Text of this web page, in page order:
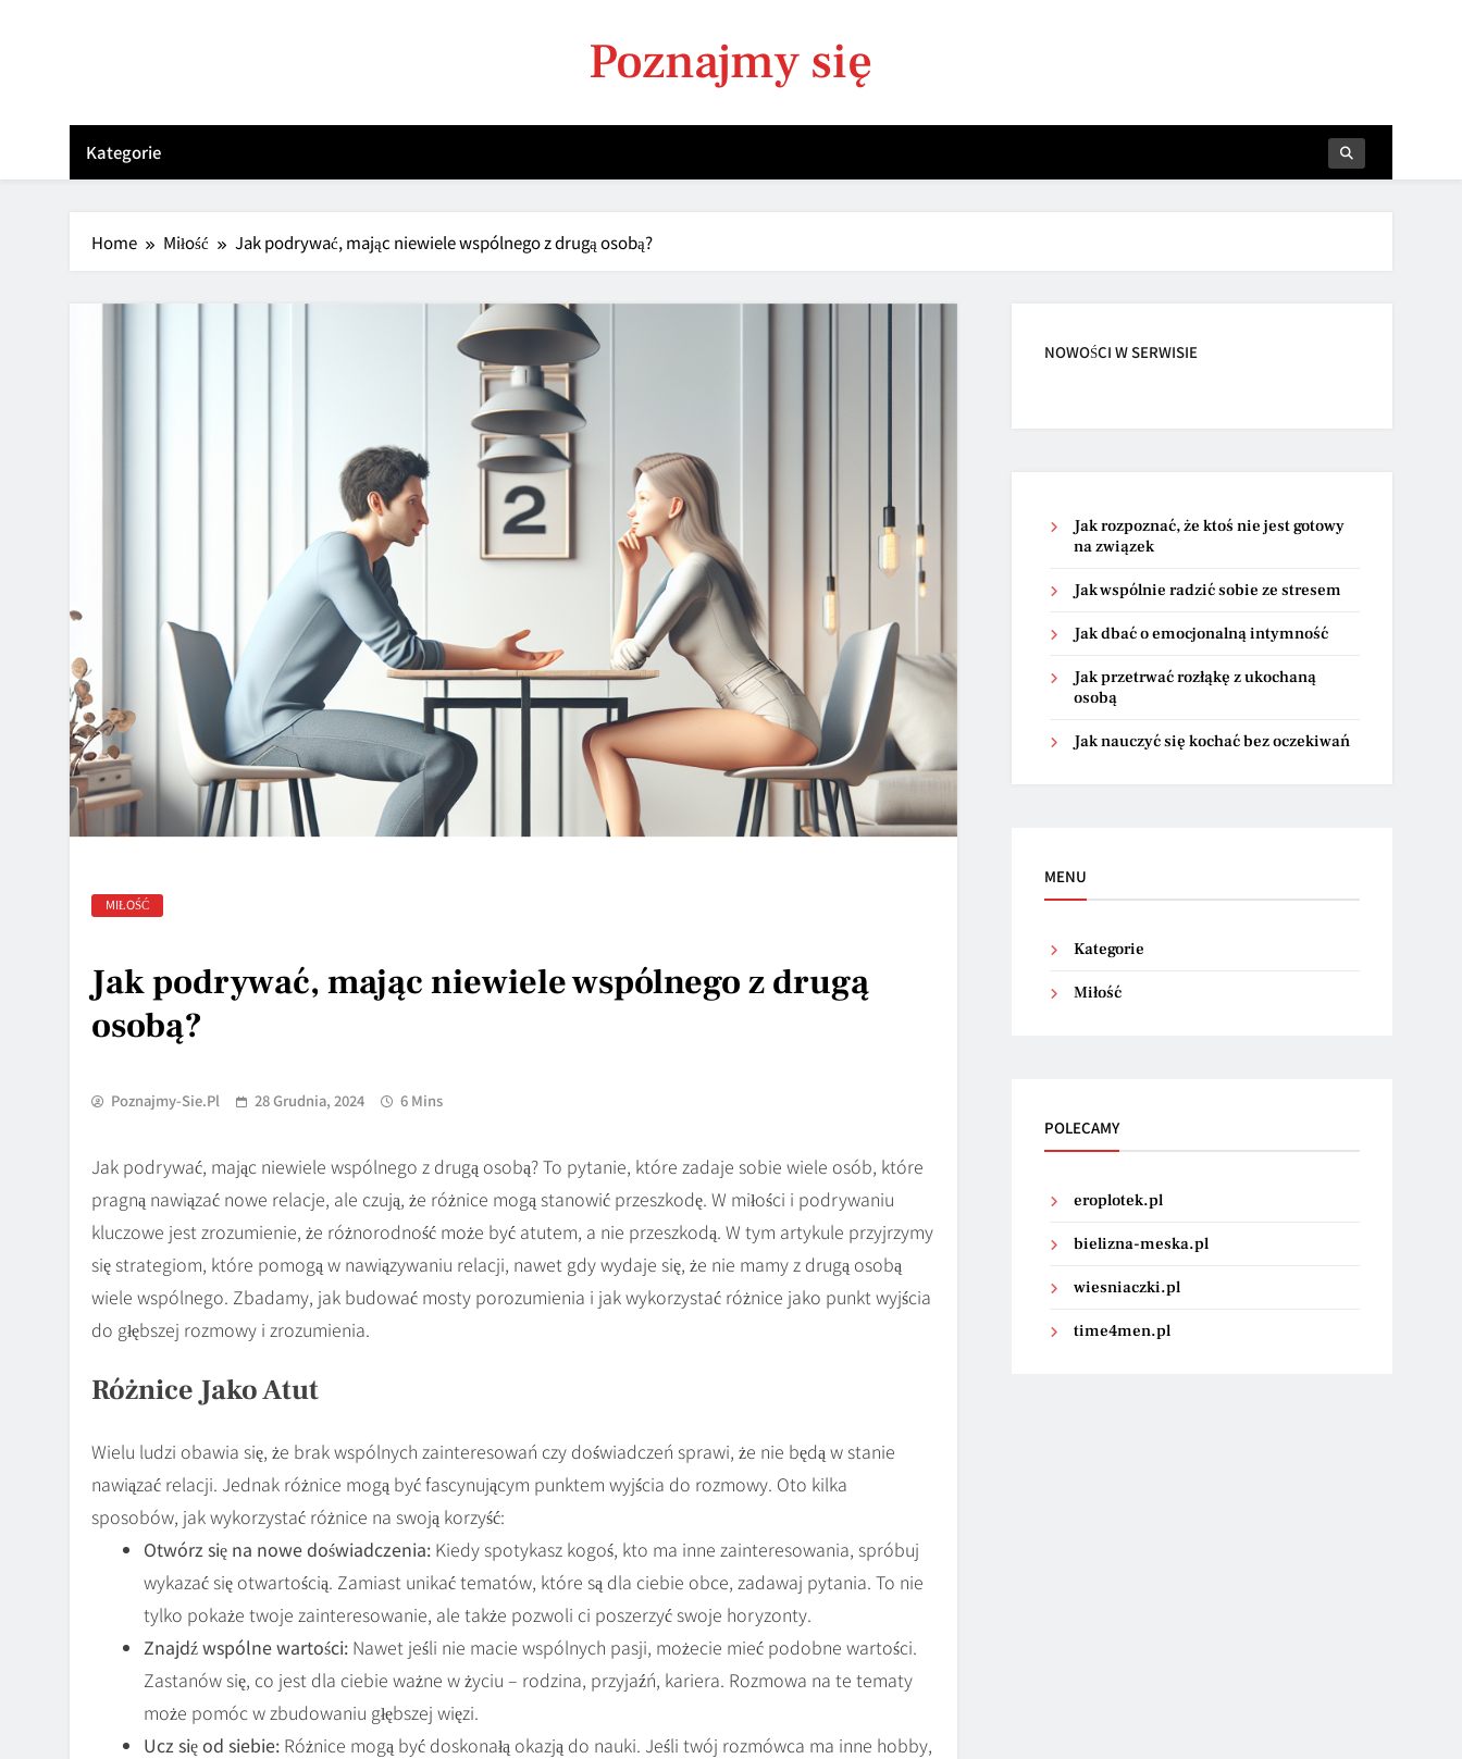
Poznajmy się
Kategorie
Home Miłość Jak podrywać, mając niewiele wspólnego z drugą osobą?
MIŁOŚĆ
Jak podrywać, mając niewiele wspólnego z drugą
osobą?
Poznajmy-Sie.pl 28 Grudnia, 2024 6 Mins
Jak podrywać, mając niewiele wspólnego z drugą osobą? To pytanie, które zadaje sobie wiele osób, które
pragną nawiązać nowe relacje, ale czują, że różnice mogą stanowić przeszkodę. W miłości i podrywaniu
kluczowe jest zrozumienie, że różnorodność może być atutem, a nie przeszkodą. W tym artykule przyjrzymy
się strategiom, które pomogą w nawiązywaniu relacji, nawet gdy wydaje się, że nie mamy z drugą osobą
wiele wspólnego. Zbadamy, jak budować mosty porozumienia i jak wykorzystać różnice jako punkt wyjścia
do głębszej rozmowy i zrozumienia.
Różnice Jako Atut
Wielu ludzi obawia się, że brak wspólnych zainteresowań czy doświadczeń sprawi, że nie będą w stanie
nawiązać relacji. Jednak różnice mogą być fascynującym punktem wyjścia do rozmowy. Oto kilka
sposobów, jak wykorzystać różnice na swoją korzyść:
Otwórz się na nowe doświadczenia: Kiedy spotykasz kogoś, kto ma inne zainteresowania, spróbuj
wykazać się otwartością. Zamiast unikać tematów, które są dla ciebie obce, zadawaj pytania. To nie
tylko pokaże twoje zainteresowanie, ale także pozwoli ci poszerzyć swoje horyzonty.
Znajdź wspólne wartości: Nawet jeśli nie macie wspólnych pasji, możecie mieć podobne wartości.
Zastanów się, co jest dla ciebie ważne w życiu – rodzina, przyjaźń, kariera. Rozmowa na te tematy
może pomóc w zbudowaniu głębszej więzi.
Ucz się od siebie: Różnice mogą być doskonałą okazją do nauki. Jeśli twój rozmówca ma inne hobby,
NOWOŚCI W SERWISIE
Jak rozpoznać, że ktoś nie jest gotowy
na związek
Jak wspólnie radzić sobie ze stresem
Jak dbać o emocjonalną intymność
Jak przetrwać rozłąkę z ukochaną
osobą
Jak nauczyć się kochać bez oczekiwań
MENU
Kategorie
Miłość
POLECAMY
eroplotek.pl
bielizna-meska.pl
wiesniaczki.pl
time4men.pl